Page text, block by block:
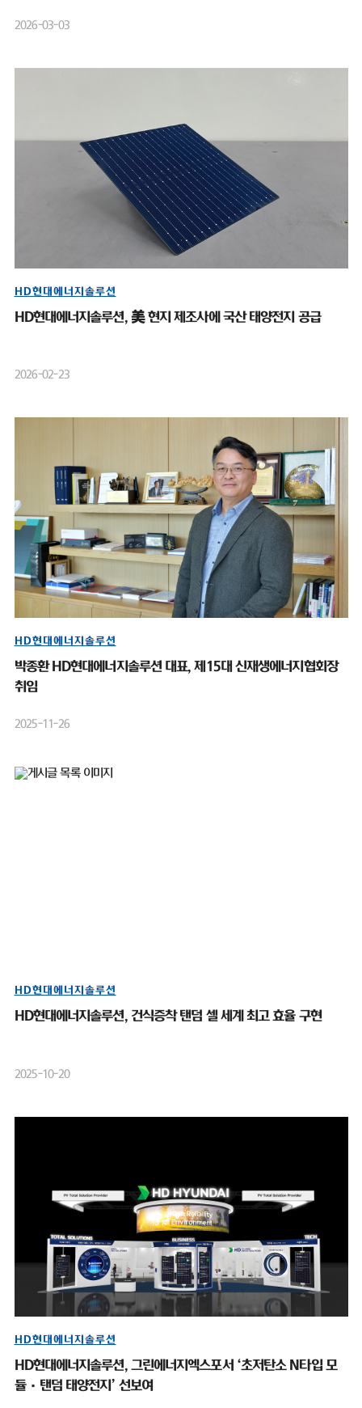
2026-03-03
HD현대에너지솔루션
HD현대에너지솔루션, 美 현지 제조사에 국산 태양전지 공급
2026-02-23
HD현대에너지솔루션
박종환 HD현대에너지솔루션 대표, 제15대 신재생에너지협회장
취임
2025-11-26
HD현대에너지솔루션
HD현대에너지솔루션, 건식증착 탠덤 셀 세계 최고 효율 구현
2025-10-20
HD현대에너지솔루션
HD현대에너지솔루션, 그린에너지엑스포서 ‘초저탄소 N타입 모
듈·탠덤 태양전지’ 선보여